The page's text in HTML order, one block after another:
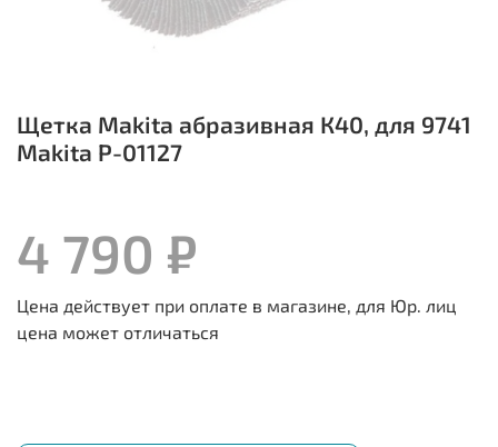
Щетка Makita абразивная К40, для 9741
Makita P-01127
4 790 ₽